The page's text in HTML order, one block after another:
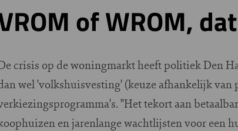
of WROM,
crisis op de woningmarkt heeft politiek Den
wel 'volkshuisvesting' (keuze afhankelijk
"Het tekort aan
en jarenlange wachtlijsten voor een